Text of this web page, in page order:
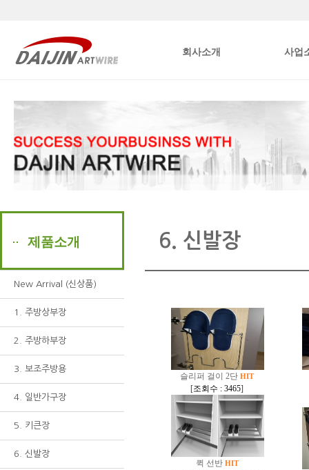
회사소개 사업
제품소개
New Arrival (신상품)
1. 주방상부장
2. 주방하부장
3. 보조주방용
4. 일반가구장
5. 키큰장
6. 신발장
6. 신발장
슬리퍼 걸이 2단 HIT
[조회수 : 3465]
퀵 선반 HIT